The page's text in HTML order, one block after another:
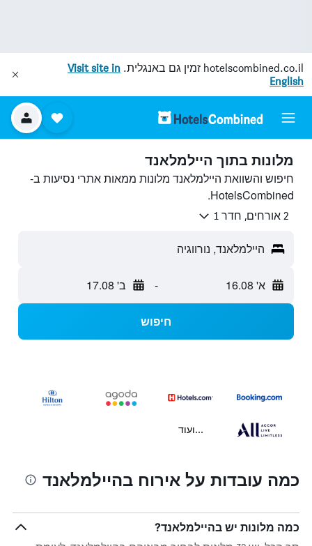
hotelscombined.co.il זמין גם באנגלית. Visit site in
English
מלונות בתוך היילמלאנד
חיפוש והשוואת היילמלאנד מלונות ממאות אתרי נסיעות ב-
HotelsCombined.
2 אורחים, חדר 1
היילמלאנד, נורווגיה
א' 16.08 - ב' 17.08
חיפוש
...ועוד
כמה עובדות על אירוח בהיילמלאנד
כמה מלונות יש בהיילמלאנד?